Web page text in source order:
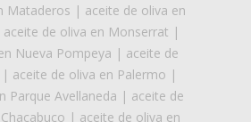
Mataderos | aceite de oliva en
aceite de oliva en Monserrat |
Nueva Pompeya | aceite de
aceite de oliva en Palermo |
Parque Avellaneda | aceite de
| aceite de oliva en